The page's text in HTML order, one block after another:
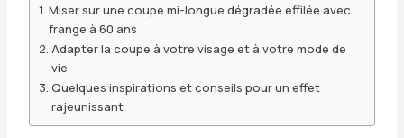
Miser sur une coupe mi-longue dégradée effilée avec
frange à 60 ans
Adapter la coupe à votre visage et à votre mode de
vie
Quelques inspirations et conseils pour un effet
rajeunissant